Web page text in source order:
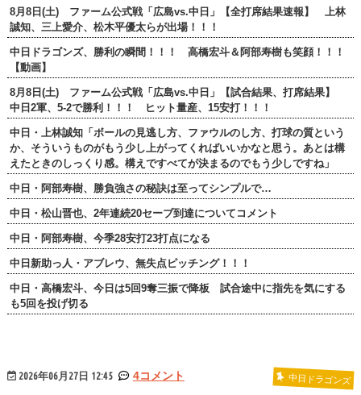
8月8日(土) ファーム公式戦「広島vs.中日」【全打席結果速報】 上林
誠知、三上愛介、松木平優太らが出場！！！
中日ドラゴンズ、勝利の瞬間！！！ 高橋宏斗＆阿部寿樹も笑顔！！！
【動画】
8月8日(土) ファーム公式戦「広島vs.中日」【試合結果、打席結果】
中日2軍、5-2で勝利！！！ ヒット量産、15安打！！！
中日・上林誠知「ボールの見逃し方、ファウルのし方、打球の質という
か、そういうものがもう少し上がってくればいいかなと思う。あとは構
えたときのしっくり感。構えですべてが決まるのでもう少しですね」
中日・阿部寿樹、勝負強さの秘訣は至ってシンプルで…
中日・松山晋也、2年連続20セーブ到達についてコメント
中日・阿部寿樹、今季28安打23打点になる
中日新助っ人・アブレウ、無失点ピッチング！！！
中日・高橋宏斗、今日は5回9奪三振で降板 試合途中に指先を気にする
も5回を投げ切る
2026年06月27日 12:45 4コメント 中日ドラゴンズ